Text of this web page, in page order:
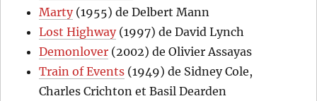
Marty(1955) de Delbert Mann
Lost Highway(1997) de David Lynch
Demonlover (2002) de Olivier Assayas
Train of Events (1949) de Sidney Cole,
Charles Crichton et Basil Dearden